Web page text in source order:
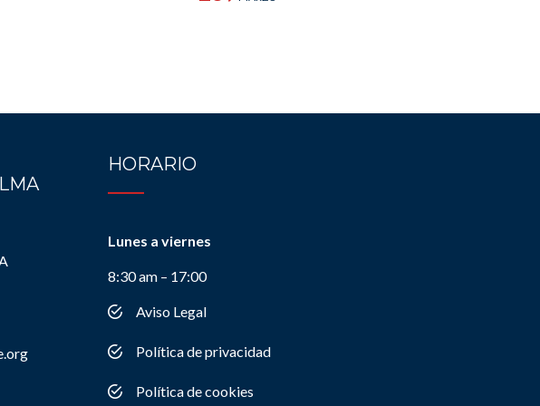
HORARIO
Lunes a viernes
8:30 am – 17:00
Aviso Legal
Política de privacidad
Política de cookies